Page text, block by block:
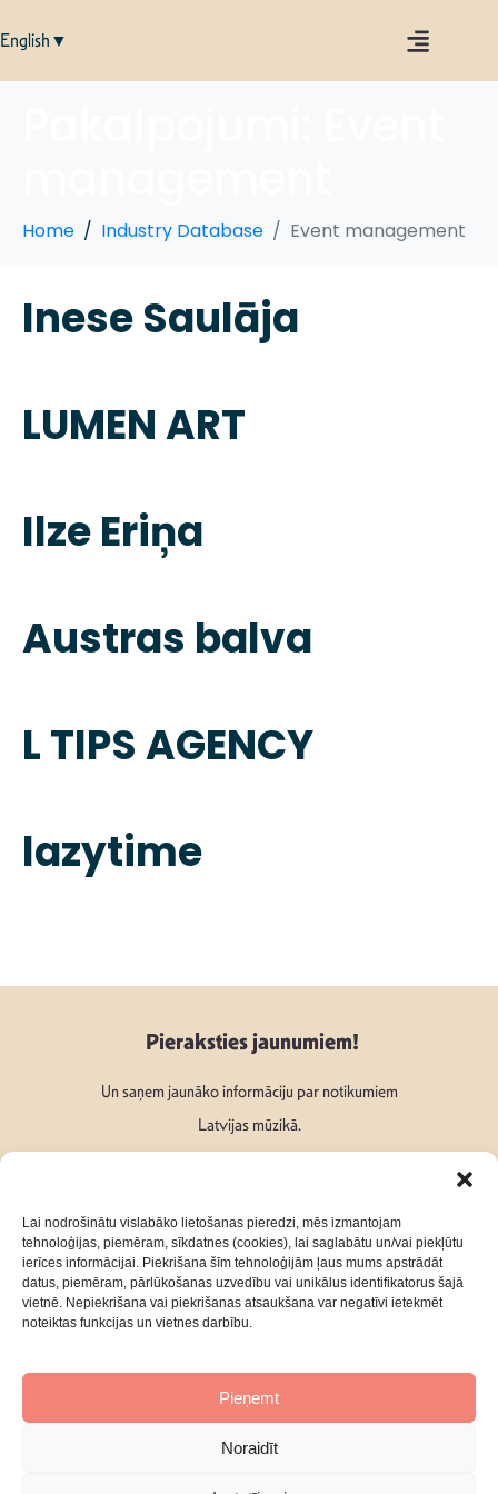
Lai nodrošinātu vislabāko lietošanas pieredzi, mēs izmantojam
tehnoloģijas, piemēram, sīkdatnes (cookies), lai saglabātu un/vai piekļūtu
ierīces informācijai. Piekrišana šīm tehnoloģijām ļaus mums apstrādāt
datus, piemēram, pārlūkošanas uzvedību vai unikālus identifikatorus šajā
vietnē. Nepiekrišana vai piekrišanas atsaukšana var negatīvi ietekmēt
noteiktas funkcijas un vietnes darbību.
Pieņemt
Noraidīt
English▼
Home Industry Database Event management
Inese Saulāja
LUMEN ART
Ilze Eriņa
Austras balva
L TIPS AGENCY
lazytime
Pieraksties jaunumiem!
Un saņem jaunāko informāciju par notikumiem
Latvijas mūzikā.
Seko mums:
Par mumsKontakti